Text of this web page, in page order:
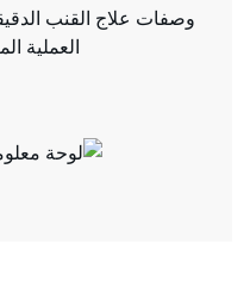
وصفات علاج القنب
العملية